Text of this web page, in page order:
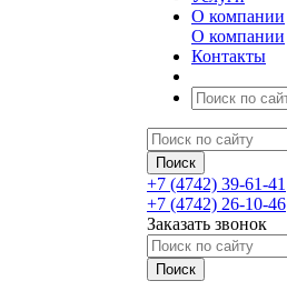
О компании
О компании
Контакты
+7 (4742) 39-61-41
+7 (4742) 26-10-46
Заказать звонок